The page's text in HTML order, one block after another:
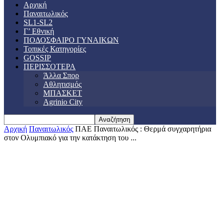
Αρχική
Παναιτωλικός
SL1-SL2
Γ’ Εθνική
ΠΟΔΟΣΦΑΙΡΟ ΓΥΝΑΙΚΩΝ
Τοπικές Κατηγορίες
GOSSIP
ΠΕΡΙΣΣΟΤΕΡΑ
Άλλα Σπορ
Αθλητισμός
ΜΠΑΣΚΕΤ
Agrinio City
Αρχική Παναιτωλικός ΠΑΕ Παναιτωλικός : Θερμά συγχαρητήρια
στον Ολυμπιακό για την κατάκτηση του ...